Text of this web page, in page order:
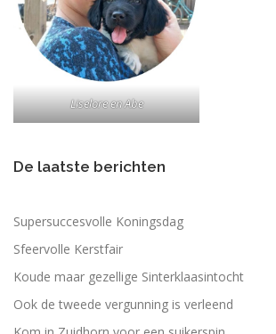
Liselore en Abe
De laatste berichten
Supersuccesvolle Koningsdag
Sfeervolle Kerstfair
Koude maar gezellige Sinterklaasintocht
Ook de tweede vergunning is verleend